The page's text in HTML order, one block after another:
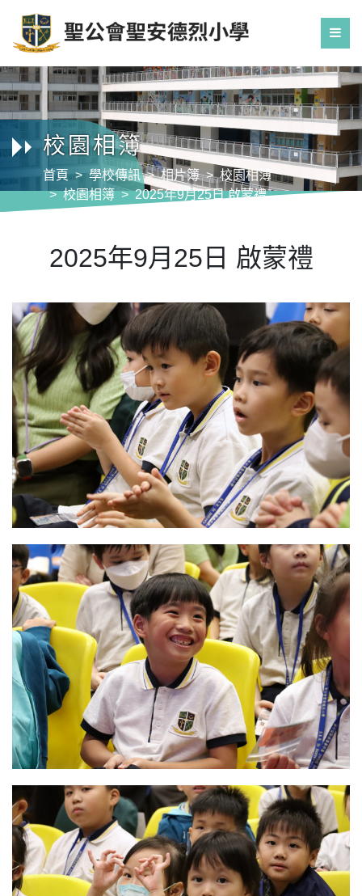
校園相簿
首頁 學校傳訊 相片簿
校園相簿
校園相簿
2025年9月25日 啟蒙禮
2025年9月25日 啟蒙禮